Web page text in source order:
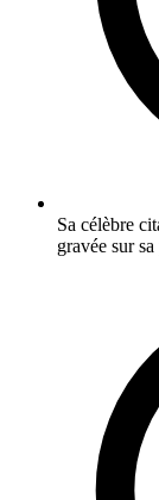
Sa célèbre
gravée sur